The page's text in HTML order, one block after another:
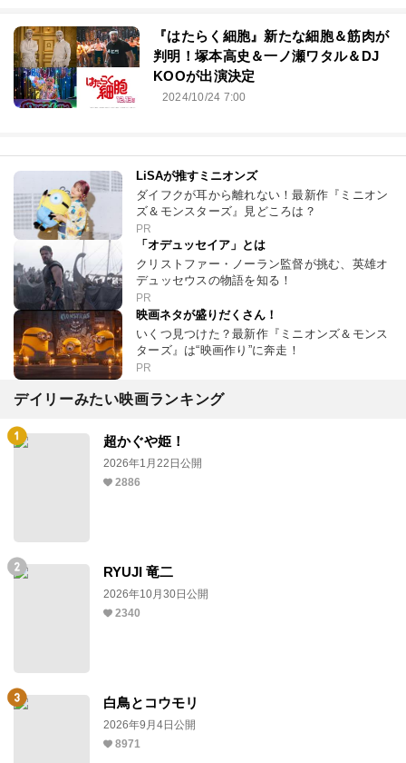
『はたらく細胞』新たな細胞＆筋肉が
判明！塚本高史＆一ノ瀬ワタル＆DJ
KOOが出演決定
2024/10/24 7:00
LiSAが推すミニオンズ
ダイフクが耳から離れない！最新作『ミニオン
ズ＆モンスターズ』見どころは？
PR
「オデュッセイア」とは
クリストファー・ノーラン監督が挑む、英雄オ
デュッセウスの物語を知る！
PR
映画ネタが盛りだくさん！
いくつ見つけた？最新作『ミニオンズ＆モンス
ターズ』は“映画作り”に奔走！
PR
デイリーみたい映画ランキング
超かぐや姫！
2026年1月22日公開
2886
RYUJI 竜二
2026年10月30日公開
2340
白鳥とコウモリ
2026年9月4日公開
8971